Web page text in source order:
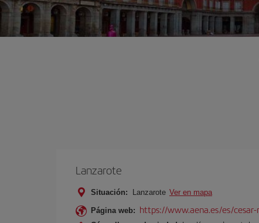
Lanzarote
Situación: Lanzarote Ver en mapa
Página web: https://www.aena.es/es/